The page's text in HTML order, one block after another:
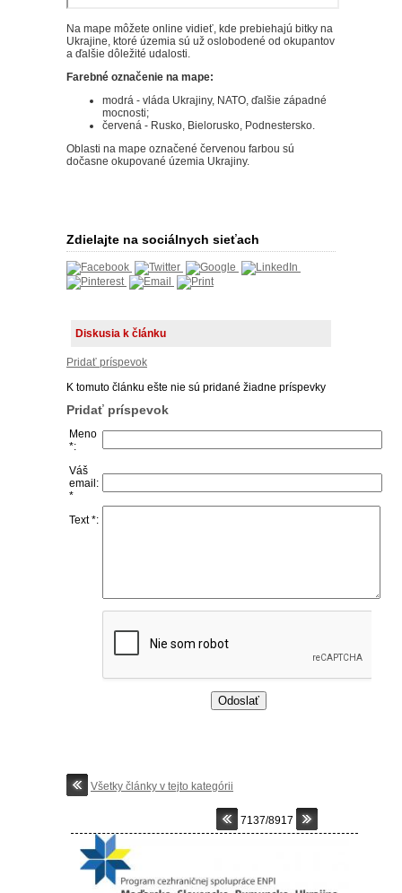
Na mape môžete online vidieť, kde prebiehajú bitky na
Ukrajine, ktoré územia sú už oslobodené od okupantov
a ďalšie dôležité udalosti.
Farebné označenie na mape:
modrá - vláda Ukrajiny, NATO, ďalšie západné
mocnosti;
červená - Rusko, Bielorusko, Podnestersko.
Oblasti na mape označené červenou farbou sú
dočasne okupované územia Ukrajiny.
Zdielajte na sociálnych sieťach
Diskusia k článku
Pridať príspevok
K tomuto článku ešte nie sú pridané žiadne príspevky
Pridať príspevok
Meno
*:
Váš
email:
*
Text *:
Všetky články v tejto kategórii
7137/8917